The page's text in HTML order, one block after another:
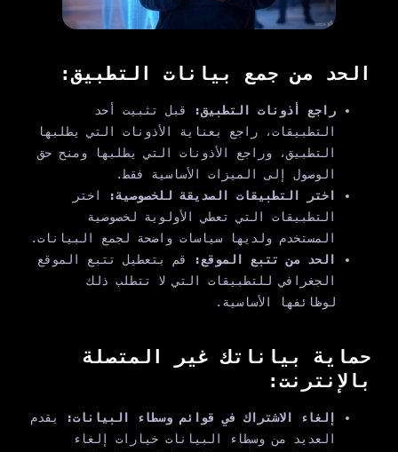
الحد من جمع بيانات التطبيق:
راجع أذونات التطبيق:قبل تثبيت أحد
التطبيقات، راجع بعناية الأذونات التي يطلبها
التطبيق، وراجع الأذونات التي يطلبها ومنح حق
الوصول إلى الميزات الأساسية فقط.
اختر التطبيقات الصديقة للخصوصية:اختر
التطبيقات التي تعطي الأولوية لخصوصية
المستخدم ولديها سياسات واضحة لجمع البيانات.
الحد من تتبع الموقع:قم بتعطيل تتبع الموقع
الجغرافي للتطبيقات التي لا تتطلب ذلك
لوظائفها الأساسية.
حماية بياناتك غير المتصلة
بالإنترنت:
إلغاء الاشتراك في قوائم وسطاء البيانات:يقدم
العديد من وسطاء البيانات خيارات إلغاء